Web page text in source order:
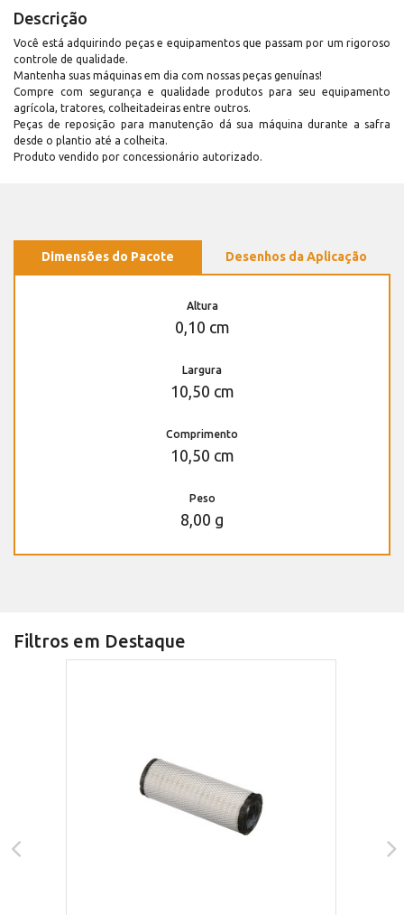
Descrição
Você está adquirindo peças e equipamentos que passam por um rigoroso
controle de qualidade.
Mantenha suas máquinas em dia com nossas peças genuínas!
Compre com segurança e qualidade produtos para seu equipamento
agrícola, tratores, colheitadeiras entre outros.
Peças de reposição para manutenção dá sua máquina durante a safra
desde o plantio até a colheita.
Produto vendido por concessionário autorizado.
Dimensões do Pacote Desenhos da Aplicação
Altura
0,10 cm
Largura
10,50 cm
Comprimento
10,50 cm
Peso
8,00 g
Filtros em Destaque